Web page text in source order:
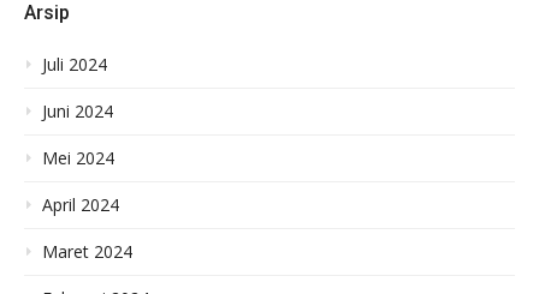
Arsip
Juli 2024
Juni 2024
Mei 2024
April 2024
Maret 2024